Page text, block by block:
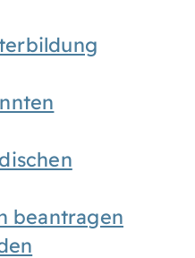
beantragen